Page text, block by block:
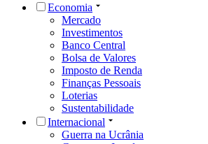
Economia
Mercado
Investimentos
Banco Central
Bolsa de Valores
Imposto de Renda
Finanças Pessoais
Loterias
Sustentabilidade
Internacional
Guerra na Ucrânia